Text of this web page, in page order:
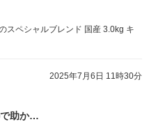
スペシャルブレンド 国産 3.0kg キ
2025年7月6日 11時30分
で助か…